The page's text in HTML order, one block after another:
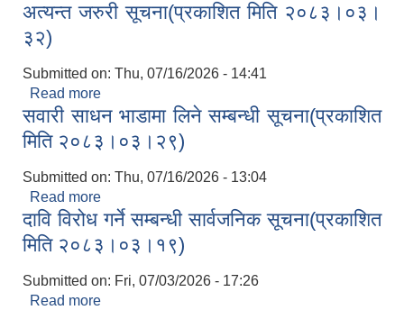
अत्यन्त जरुरी सूचना(प्रकाशित मिति २०८३।०३।
३२)
Submitted on: Thu, 07/16/2026 - 14:41
Read more
अत्यन्त जरुरी सूचना(प्रकाशित मिति २०८३।०३।३२)
सवारी साधन भाडामा लिने सम्बन्धी सूचना(प्रकाशित
मिति २०८३।०३।२९)
Submitted on: Thu, 07/16/2026 - 13:04
Read more
मिति २०८३।०३।२९)
दावि विरोध गर्ने सम्बन्धी सार्वजनिक सूचना(प्रकाशित
मिति २०८३।०३।१९)
Submitted on: Fri, 07/03/2026 - 17:26
Read more